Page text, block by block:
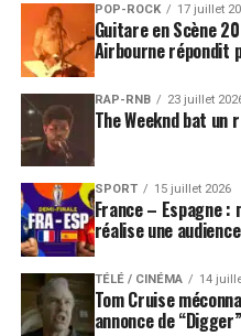
POP-ROCK 17 juillet
Guitare en Scène
Airbourne répondit
RAP-RNB 23 juillet
The Weeknd bat un
SPORT 15 juillet 2026
France – Espagne
réalise une
TÉLÉ / CINÉMA 14
Tom Cruise
annonce de “Digger”